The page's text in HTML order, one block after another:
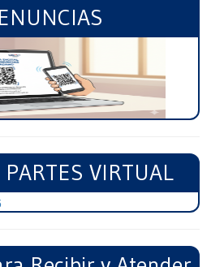
VIRTUAL